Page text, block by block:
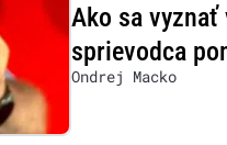
Ako sa vyznať
sprievodca
Ondrej Macko